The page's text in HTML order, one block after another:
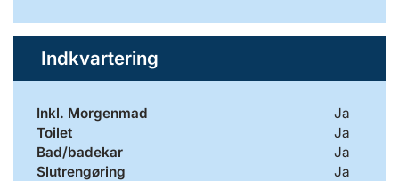
Indkvartering
Inkl. Morgenmad
Ja
Toilet
Ja
Bad/badekar
Ja
Slutrengøring
Ja